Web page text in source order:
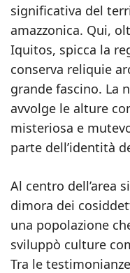
significativa del
amazzonica. Qui,
Iquitos, spicca la
conserva reliquie
grande fascino. La
avvolge le alture
misteriosa e
parte dell’identità
Al centro dell’area
dimora dei
una popolazione
sviluppò culture
Tra le